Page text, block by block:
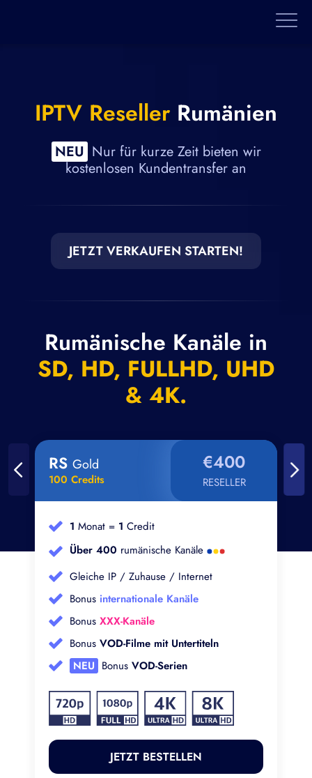
IPTV ResellerRumänien
NEU Nur für kurze Zeit bieten wir
kostenlosen Kunden­transfer an
JETZT VERKAUFEN STARTEN!
Rumänische Kanäle in
SD, HD, FULLHD, UHD
& 4K.
RS Gold
100 Credits
€400
RESELLER
1 Monat = 1 Credit
Über 400 rumänische Kanäle
Gleiche IP / Zuhause / Internet
Bonus internationale Kanäle
Bonus XXX-Kanäle
Bonus VOD-Filme mit Untertiteln
NEU Bonus VOD-Serien
JETZT BESTELLEN